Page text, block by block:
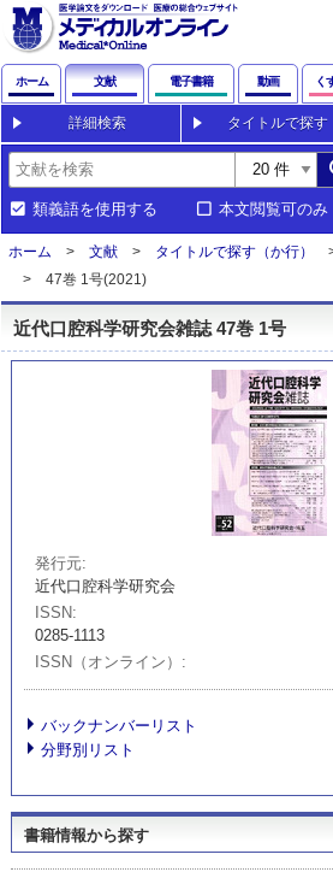
ホーム 文献 電子書籍 動画 く
詳細検索 タイトルで探す
類義語を使用する 本文閲覧可のみ
ホーム 文献 タイトルで探す（か行）
47巻 1号(2021)
近代口腔科学研究会雑誌 47巻 1号
発行元
近代口腔科学研究会
ISSN
0285-1113
ISSN（オンライン）
バックナンバーリスト
分野別リスト
書籍情報から探す